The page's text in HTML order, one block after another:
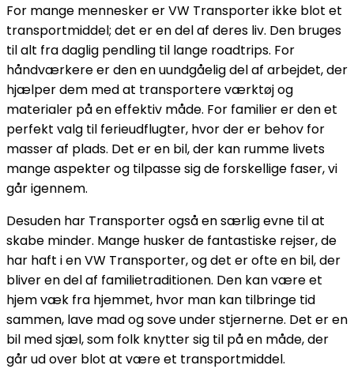
For mange mennesker er VW Transporter ikke blot et
transportmiddel; det er en del af deres liv. Den bruges
til alt fra daglig pendling til lange roadtrips. For
håndværkere er den en uundgåelig del af arbejdet, der
hjælper dem med at transportere værktøj og
materialer på en effektiv måde. For familier er den et
perfekt valg til ferieudflugter, hvor der er behov for
masser af plads. Det er en bil, der kan rumme livets
mange aspekter og tilpasse sig de forskellige faser, vi
går igennem.
Desuden har Transporter også en særlig evne til at
skabe minder. Mange husker de fantastiske rejser, de
har haft i en VW Transporter, og det er ofte en bil, der
bliver en del af familietraditionen. Den kan være et
hjem væk fra hjemmet, hvor man kan tilbringe tid
sammen, lave mad og sove under stjernerne. Det er en
bil med sjæl, som folk knytter sig til på en måde, der
går ud over blot at være et transportmiddel.